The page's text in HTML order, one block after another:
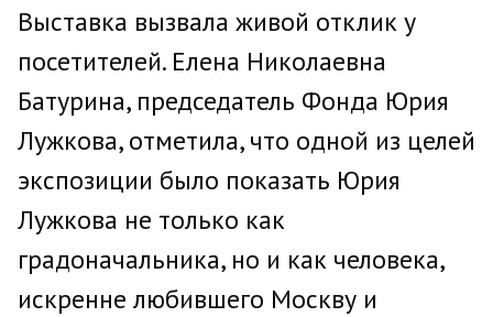
Выставка вызвала живой отклик у
посетителей. Елена Николаевна
Батурина, председатель Фонда Юрия
Лужкова, отметила, что одной из целей
экспозиции было показать Юрия
Лужкова не только как
градоначальника, но и как человека,
искренне любившего Москву и